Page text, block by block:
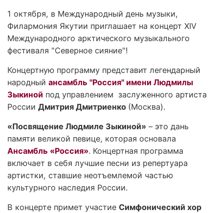
1 октября, в Международный день музыки,
Филармония Якутии приглашает на концерт XIV
Международного арктического музыкального
фестиваля "Северное сияние"!
Концертную программу представит легендарный
народный ансамбль "Россия" имени Людмилы
Зыкиной под управлением заслуженного артиста
России Дмитрия Дмитриенко (Москва).
«Посвящение Людмиле Зыкиной» – это дань
памяти великой певице, которая основала
Ансамбль «Россия». Концертная программа
включает в себя лучшие песни из репертуара
артистки, ставшие неотъемлемой частью
культурного наследия России.
В концерте примет участие Симфонический хор